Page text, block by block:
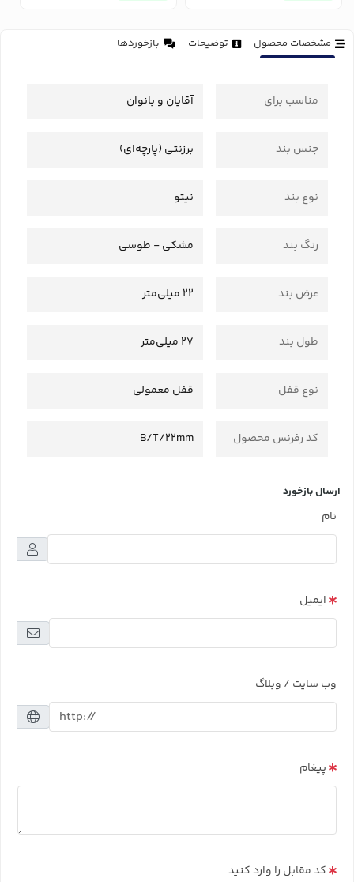
مشخصات محصول توضیحات بازخوردها
مناسب برای آقایان و بانوان
جنس بند برزنتی (پارچه‌ای)
نوع بند نیتو
رنگ بند مشکی - طوسی
عرض بند 22 میلی‌متر
طول بند 27 میلی‌متر
نوع قفل قفل معمولی
کد رفرنس محصول B/T/22mm
ارسال بازخورد
نام
ایمیل
وب سایت / وبلاگ
پیغام
کد مقابل را وارد کنید